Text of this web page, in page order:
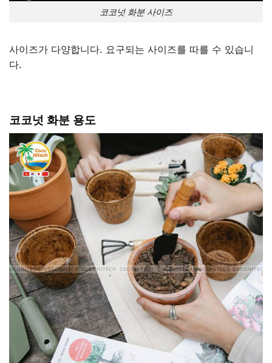
코코넛 화분 사이즈
사이즈가 다양합니다. 요구되는 사이즈를 따를 수 있습니
다.
코코넛 화분 용도